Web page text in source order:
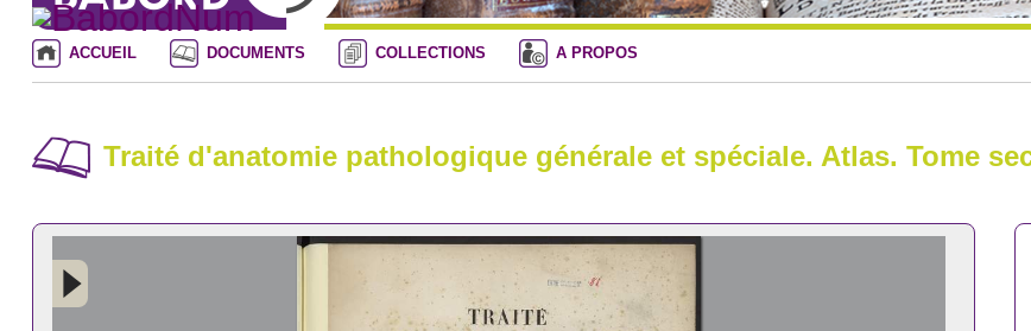
ACCUEIL DOCUMENTS COLLECTIONS A PROPOS
Traité d'anatomie pathologique générale et spéciale. Atlas. Tome